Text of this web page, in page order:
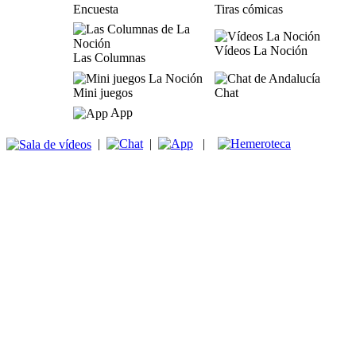
Encuesta Tiras cómicas
Las Columnas
Vídeos La Noción
Mini juegos
Chat
App
| | |